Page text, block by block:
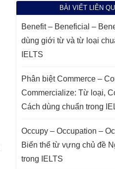
BÀI VIẾT LIÊN
Benefit – Beneficial –
dùng giới từ và từ loại
IELTS
Phân biệt Commerce –
Commercialize: Từ loại,
Cách dùng chuẩn trong
Occupy – Occupation –
Biến thể từ vựng chủ đề
trong IELTS